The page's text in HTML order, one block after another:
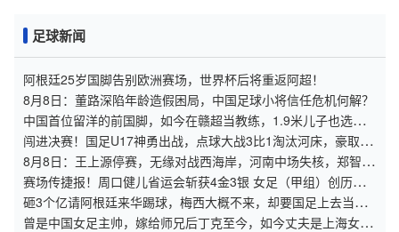
足球新闻
阿根廷25岁国脚告别欧洲赛场，世界杯后将重返阿超！
8月8日：董路深陷年龄造假困局，中国足球小将信任危机何解？
中国首位留洋的前国脚，如今在赣超当教练，1.9米儿子也选足
球路
闯进决赛！国足U17神勇出战，点球大战3比1淘汰河床，豪取四
战不败！
8月8日：王上源停赛，无缘对战西海岸，河南中场失核，郑智率
队剑指亚冠！
赛场传捷报！周口健儿省运会斩获4金3银 女足（甲组）创历史
摘银
砸3个亿请阿根廷来华踢球，梅西大概不来，却要国足上去当陪
练？
曾是中国女足主帅，嫁给师兄后丁克至今，如今丈夫是上海女足